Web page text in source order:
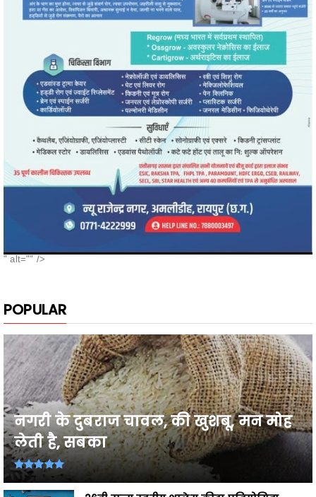
POPULAR
नगरी के दुबराज चावल, की खुशबू, मन मोह
लेती है, सबका
26वी राज्य स्तरीय शालेय क्रीड़ा प्रतियोगिता
2026-27 में प्...